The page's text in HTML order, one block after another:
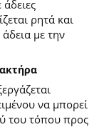
άδειες
ρητά και
με την
να μπορεί
του τόπου προς